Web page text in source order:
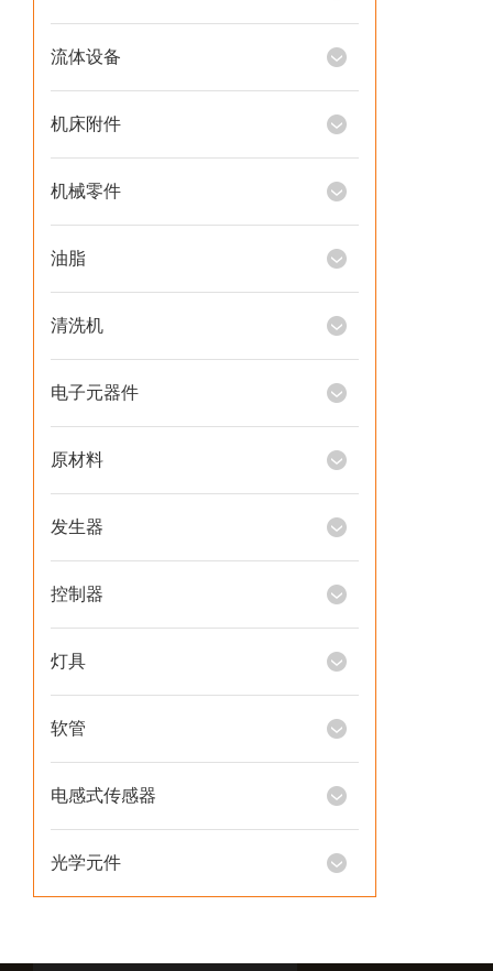
流体设备
机床附件
机械零件
油脂
清洗机
电子元器件
原材料
发生器
控制器
灯具
软管
电感式传感器
光学元件